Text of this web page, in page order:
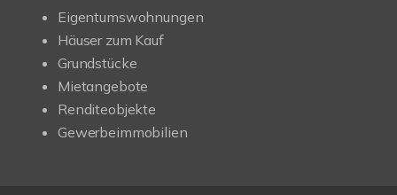
Eigentumswohnungen
Häuser zum Kauf
Grundstücke
Mietangebote
Renditeobjekte
Gewerbeimmobilien